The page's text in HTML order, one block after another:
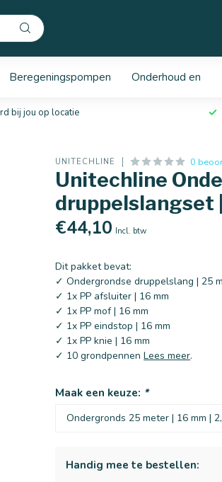
Beregeningspompen Onderhoud en
bij jou op locatie
UNITECHLINE 0
Unitechline
druppelslangset
€44,10 Incl. btw
Dit pakket bevat:
✓ Ondergrondse druppelslang | 25
✓ 1x PP afsluiter | 16 mm
✓ 1x PP mof | 16 mm
✓ 1x PP eindstop | 16 mm
✓ 1x PP knie | 16 mm
✓ 10 grondpennenLees meer.
Maak een keuze: *
Handig mee te bestellen: